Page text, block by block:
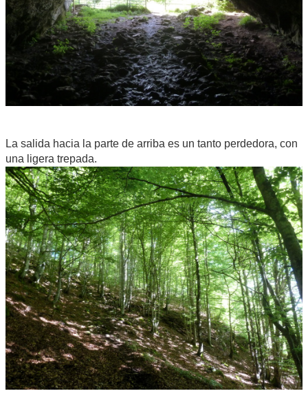
La salida hacia la parte de arriba es un tanto perdedora, con
una ligera trepada.